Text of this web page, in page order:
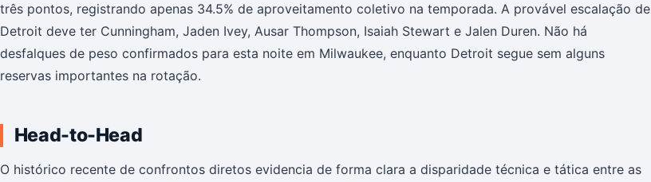
três pontos, registrando apenas 34.5% de aproveitamento coletivo na temporada. A provável escalação de
Detroit deve ter Cunningham, Jaden Ivey, Ausar Thompson, Isaiah Stewart e Jalen Duren. Não há
desfalques de peso confirmados para esta noite em Milwaukee, enquanto Detroit segue sem alguns
reservas importantes na rotação.
Head-to-Head
O histórico recente de confrontos diretos evidencia de forma clara a disparidade técnica e tática entre as